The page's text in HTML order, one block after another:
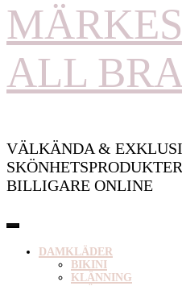
ALL
VÄLKÄNDA &
BILLIGARE ONLINE
DAMKLÄDER
BIKINI
KLÄNNING